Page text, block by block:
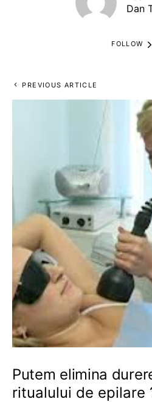
Dan
FOLLOW
PREVIOUS ARTICLE
Putem elimina
ritualului de epilare